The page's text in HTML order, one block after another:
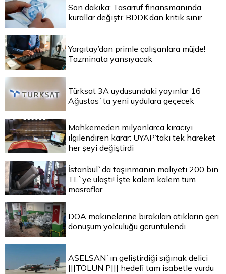
Son dakika: Tasarruf finansmanında
kurallar değişti: BDDK’dan kritik sınır
Yargıtay’dan primle çalışanlara müjde!
Tazminata yansıyacak
Türksat 3A uydusundaki yayınlar 16
Ağustos`ta yeni uydulara geçecek
Mahkemeden milyonlarca kiracıyı
ilgilendiren karar: UYAP’taki tek hareket
her şeyi değiştirdi
İstanbul`da taşınmanın maliyeti 200 bin
TL`ye ulaştı! İşte kalem kalem tüm
masraflar
DOA makinelerine bırakılan atıkların geri
dönüşüm yolculuğu görüntülendi
ASELSAN`ın geliştirdiği sığınak delici
|||TOLUN P||| hedefi tam isabetle vurdu